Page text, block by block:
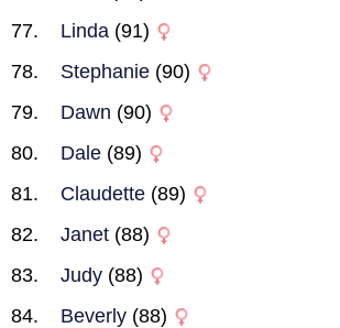
Linda (91)
Stephanie (90)
Dawn (90)
Dale (89)
Claudette (89)
Janet (88)
Judy (88)
Beverly (88)